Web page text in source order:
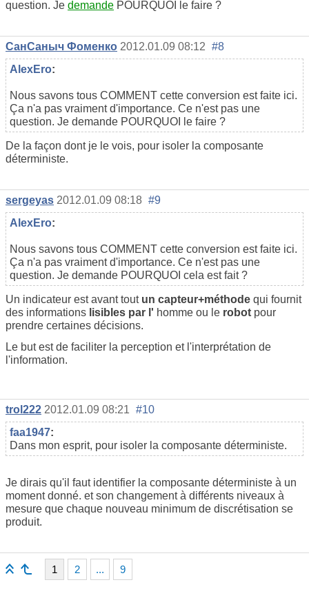
question. Je demande POURQUOI le faire ?
СанСаныч Фоменко 2012.01.09 08:12 #8
AlexEro:
Nous savons tous COMMENT cette conversion est faite ici.
Ça n'a pas vraiment d'importance. Ce n'est pas une
question. Je demande POURQUOI le faire ?
De la façon dont je le vois, pour isoler la composante
déterministe.
sergeyas 2012.01.09 08:18 #9
AlexEro:
Nous savons tous COMMENT cette conversion est faite ici.
Ça n'a pas vraiment d'importance. Ce n'est pas une
question. Je demande POURQUOI cela est fait ?
Un indicateur est avant tout un capteur+méthode qui fournit
des informations lisibles par l' homme ou le robot pour
prendre certaines décisions.
Le but est de faciliter la perception et l'interprétation de
l'information.
trol222 2012.01.09 08:21 #10
faa1947:
Dans mon esprit, pour isoler la composante déterministe.
Je dirais qu'il faut identifier la composante déterministe à un
moment donné. et son changement à différents niveaux à
mesure que chaque nouveau minimum de discrétisation se
produit.
1 2 ... 9